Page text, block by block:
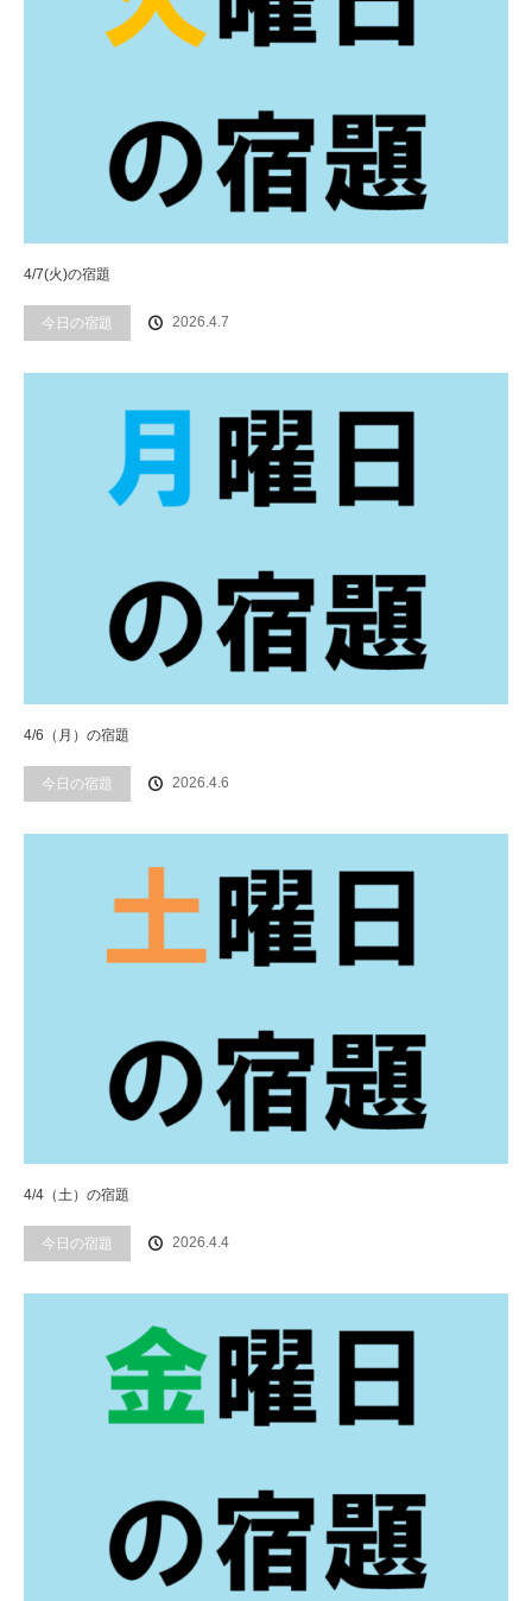
4/7(火)の宿題
今日の宿題 2026.4.7
4/6（月）の宿題
今日の宿題 2026.4.6
4/4（土）の宿題
今日の宿題 2026.4.4